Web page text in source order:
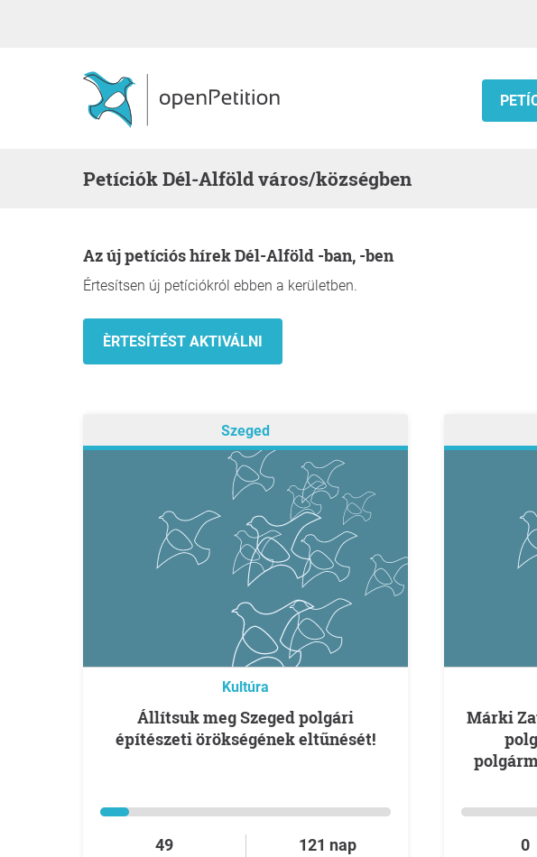
Petíciók Dél-Alföld város/községben
Az új petíciós hírek Dél-Alföld -ban, -ben
Értesítsen új petíciókról ebben a kerületben.
Szeged
Kultúra
Állítsuk meg Szeged polgári
építészeti örökségének eltűnését!
49 121 nap
Márki Zay Péter, Hódmezővásárhely
0